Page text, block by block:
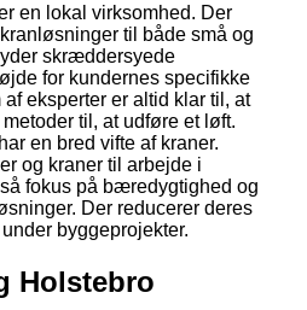
en lokal virksomhed. Der
til både små og
skræddersyede
for kundernes specifikke
af eksperter er altid klar til, at
til, at udføre et løft.
en bred vifte af kraner.
og kraner til arbejde i
fokus på bæredygtighed og
Der reducerer deres
byggeprojekter.
Holstebro